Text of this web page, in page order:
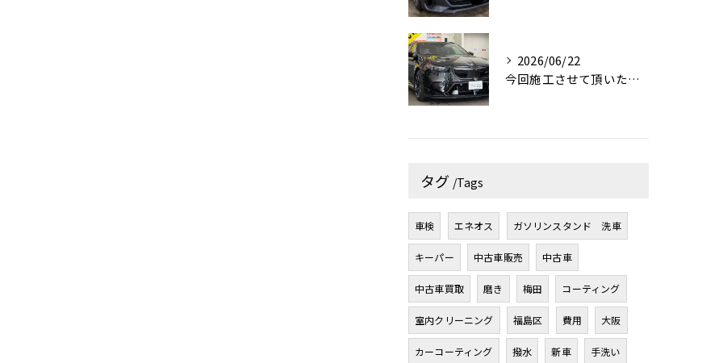
2026/06/22
今回施工させて頂いたお車はBMW M5です！✨
タグ Tags
車検 エネオス ガソリンスタンド 洗車
キーパー 中古車販売 中古車
中古車買取 磨き 梅田 コーティング
室内クリーニング 福島区 費用 大阪
カーコーティング 撥水 新車 手洗い